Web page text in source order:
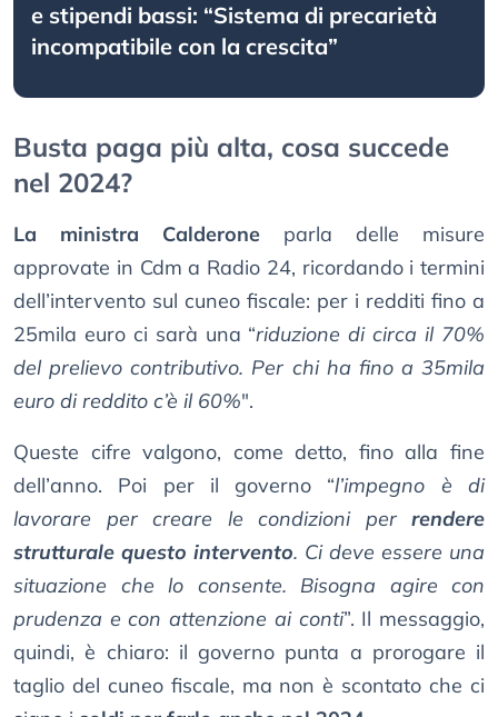
e stipendi bassi: “Sistema di precarietà
incompatibile con la crescita”
Busta paga più alta, cosa succede
nel 2024?
La ministra Calderone parla delle misure
approvate in Cdm a Radio 24, ricordando i termini
dell’intervento sul cuneo fiscale: per i redditi fino a
25mila euro ci sarà una “riduzione di circa il 70%
del prelievo contributivo. Per chi ha fino a 35mila
euro di reddito c’è il 60%".
Queste cifre valgono, come detto, fino alla fine
dell’anno. Poi per il governo “l’impegno è di
lavorare per creare le condizioni per rendere
strutturale questo intervento. Ci deve essere una
situazione che lo consente. Bisogna agire con
prudenza e con attenzione ai conti”. Il messaggio,
quindi, è chiaro: il governo punta a prorogare il
taglio del cuneo fiscale, ma non è scontato che ci